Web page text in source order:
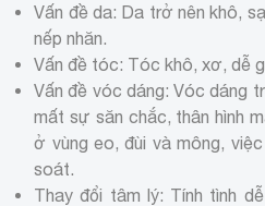
Vấn đề da: Da trở nên khô,
nếp nhăn.
Vấn đề tóc: Tóc khô, xơ, dễ
Vấn đề vóc dáng: Vóc dáng
mất sự săn chắc, thân hình
ở vùng eo, đùi và mông,
soát.
Thay đổi tâm lý: Tính tình